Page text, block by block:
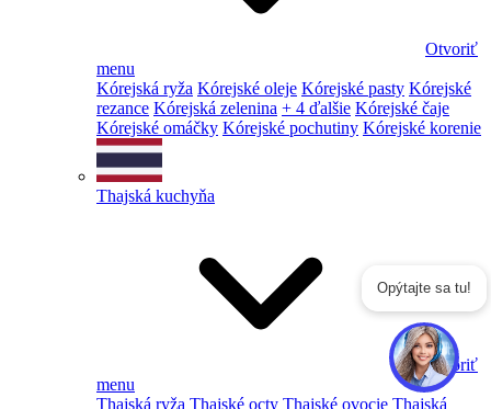
Otvoriť
menu
Kórejská ryža Kórejské oleje Kórejské pasty Kórejské
rezance Kórejská zelenina + 4 ďalšie Kórejské čaje
Kórejské omáčky Kórejské pochutiny Kórejské korenie
Thajská kuchyňa
Otvoriť
menu
Thajská ryža Thajské octy Thajské ovocie Thajská
Opýtajte sa tu!